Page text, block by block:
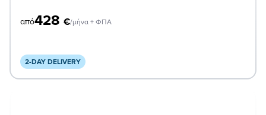
από428 €/μήνα + ΦΠΑ
2-DAY DELIVERY